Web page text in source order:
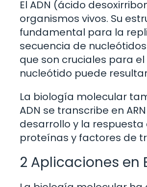
El ADN (ácido
organismos vivos. Su
fundamental para la
secuencia de
que son cruciales para
nucleótido puede
La biología molecular
ADN se transcribe en
desarrollo y la
proteínas y factores de
2 Aplicaciones en